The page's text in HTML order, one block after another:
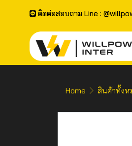
ติดต่อสอบถาม Line :
Home สินค้าทั้งห